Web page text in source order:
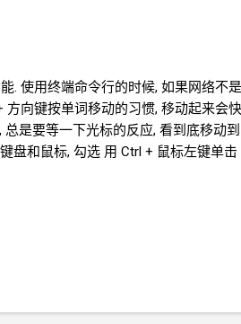
. 使用终端命令行的时候, 如果网络不
向键按单词移动的习惯, 移动起来会
是要等一下光标的反应, 看到底移动
盘和鼠标, 勾选 用 Ctrl + 鼠标左键单